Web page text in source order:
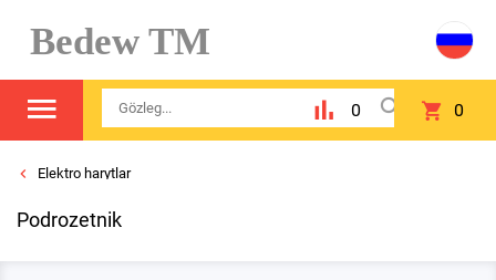
Bedew TM
0 0
Elektro harytlar
Podrozetnik